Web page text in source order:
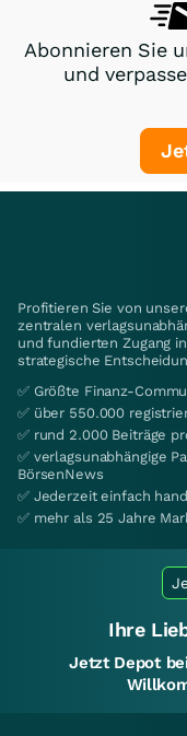
Abonnieren Sie
und
Profitieren Sie von
zentralen
und fundierten Zugang
strategische
✅ Größte Finanz-
✅ über 550.000
✅ rund 2.000 Beiträge
✅ verlagsunabhängige
BörsenNews
✅ Jederzeit einfach
✅ mehr als 25 Jahre
Ihre
Jetzt Depot